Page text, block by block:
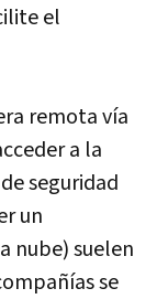
el
remota vía
a la
seguridad
un
nube) suelen
se